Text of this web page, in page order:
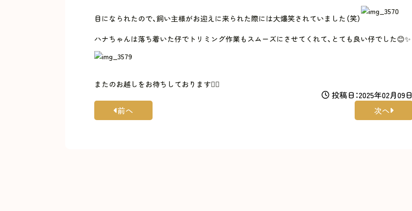
目になられたので、飼い主様がお迎えに来られた際には大爆笑されていました（笑）
ハナちゃんは落ち着いた仔でトリミング作業もスムーズにさせてくれて、とても良い仔でした😊✨
またのお越しをお待ちしております🙇‍♀️
投稿日：2025年02月09日
前へ
次へ